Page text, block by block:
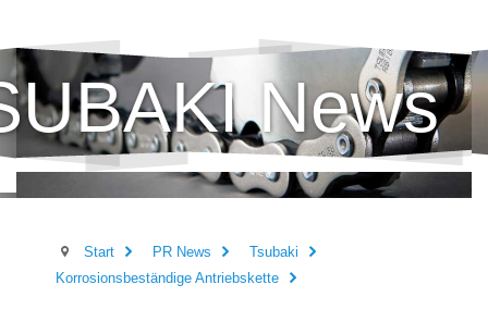
News
Start PR News
Tsubaki
Korrosionsbeständige Antriebskette